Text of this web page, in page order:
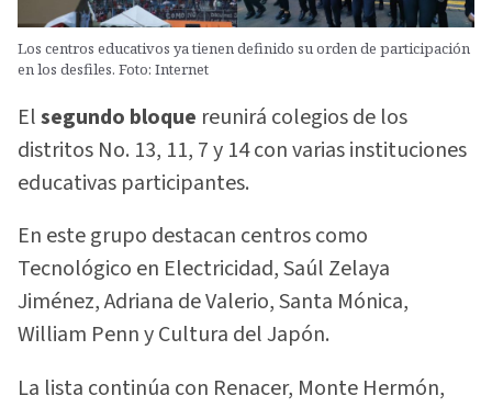
Los centros educativos ya tienen definido su orden de participación
en los desfiles. Foto: Internet
Elsegundo bloque reunirá colegios de los
distritos No. 13, 11, 7 y 14 con varias instituciones
educativas participantes.
En este grupo destacan centros como
Tecnológico en Electricidad, Saúl Zelaya
Jiménez, Adriana de Valerio, Santa Mónica,
William Penn y Cultura del Japón.
La lista continúa con Renacer, Monte Hermón,